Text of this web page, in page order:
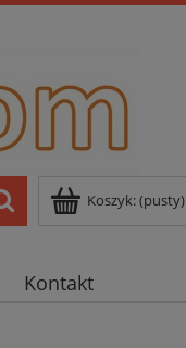
Koszyk:(pusty)
Kontakt